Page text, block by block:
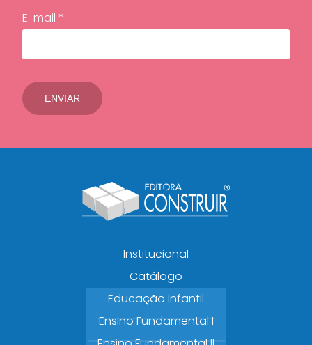
E-mail *
Institucional
Catálogo
Educação Infantil
Ensino Fundamental I